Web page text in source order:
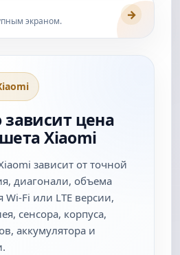
экраном. →
зависит цена
Xiaomi
зависит от точной
диагонали, объема
Fi или LTE версии,
сенсора, корпуса,
аккумулятора и